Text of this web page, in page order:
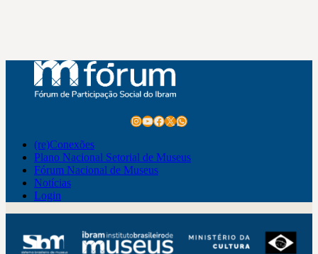
Instagram
Youtube
Facebook
X WhatsApp
(re)Conexões
Plano Nacional Setorial de Museus
Fórum Nacional de Museus
Notícias
Login